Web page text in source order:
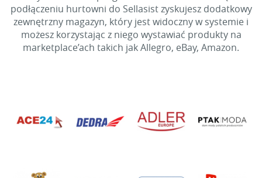
podłączeniu hurtowni do Sellasist zyskujesz dodatkowy
zewnętrzny magazyn, który jest widoczny w systemie i
możesz korzystając z niego wystawiać produkty na
marketplace’ach takich jak Allegro, eBay, Amazon.